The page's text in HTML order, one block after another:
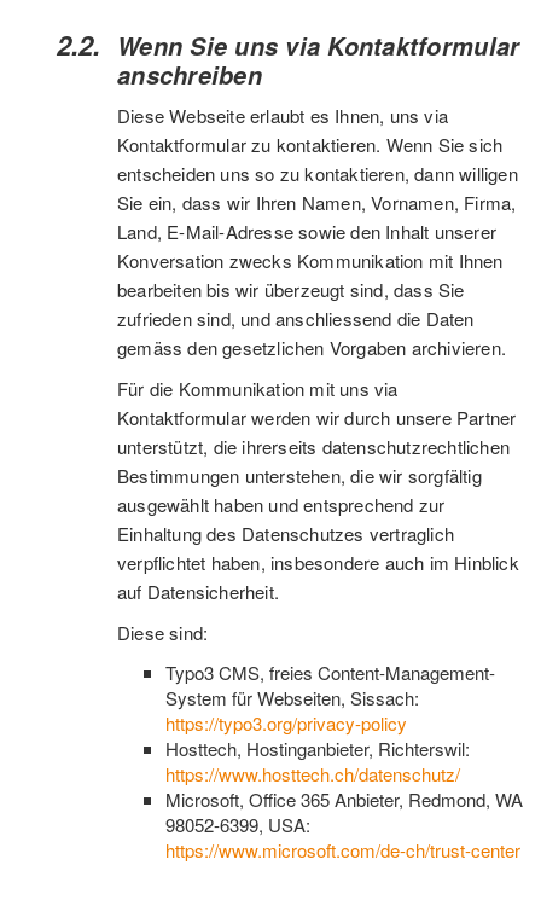
Wenn Sie uns via Kontaktformular
anschreiben
Diese Webseite erlaubt es Ihnen, uns via
Kontaktformular zu kontaktieren. Wenn Sie sich
entscheiden uns so zu kontaktieren, dann willigen
Sie ein, dass wir Ihren Namen, Vornamen, Firma,
Land, E-Mail-Adresse sowie den Inhalt unserer
Konversation zwecks Kommunikation mit Ihnen
bearbeiten bis wir überzeugt sind, dass Sie
zufrieden sind, und anschliessend die Daten
gemäss den gesetzlichen Vorgaben archivieren.
Für die Kommunikation mit uns via
Kontaktformular werden wir durch unsere Partner
unterstützt, die ihrerseits datenschutzrechtlichen
Bestimmungen unterstehen, die wir sorgfältig
ausgewählt haben und entsprechend zur
Einhaltung des Datenschutzes vertraglich
verpflichtet haben, insbesondere auch im Hinblick
auf Datensicherheit.
Diese sind:
Typo3 CMS, freies Content-Management-
System für Webseiten, Sissach:
https://typo3.org/privacy-policy
Hosttech, Hostinganbieter, Richterswil:
https://www.hosttech.ch/datenschutz/
Microsoft, Office 365 Anbieter, Redmond, WA
98052-6399, USA:
https://www.microsoft.com/de-ch/trust-center